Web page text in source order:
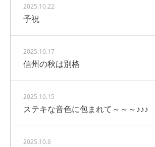
2025.10.22
予祝
2025.10.17
信州の秋は別格
2025.10.15
ステキな音色に包まれて～～～♪♪♪
2025.10.6